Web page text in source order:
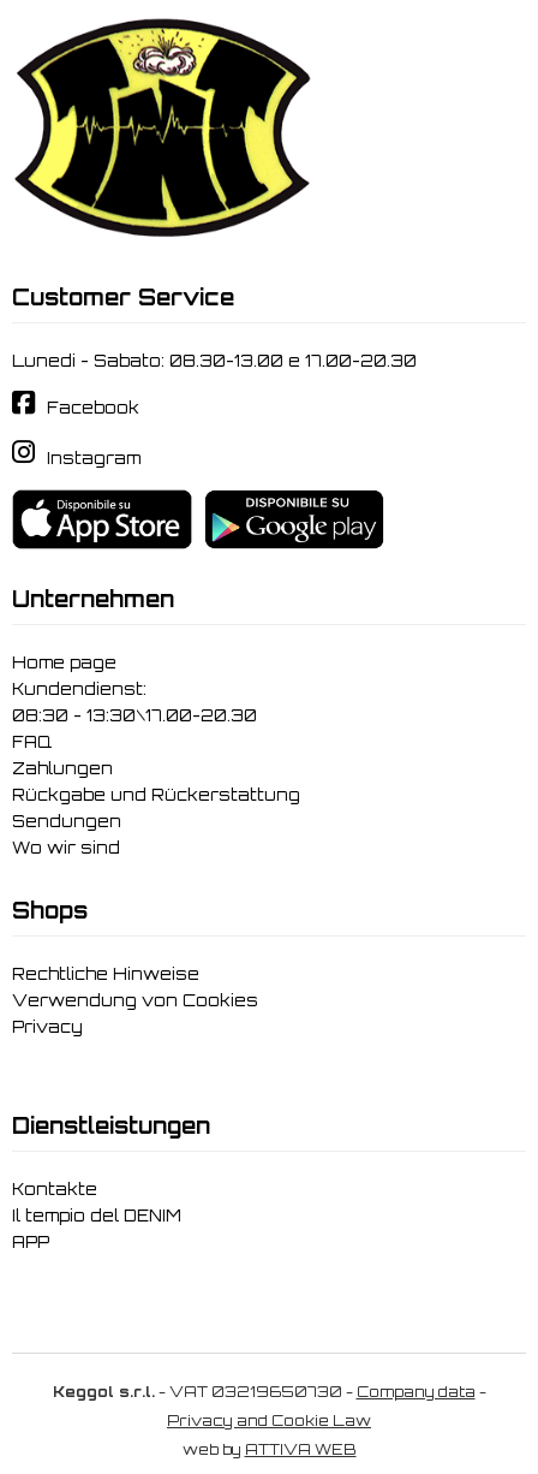
Customer Service
Lunedi - Sabato: 08.30-13.00 e 17.00-20.30
Facebook
Instagram
Unternehmen
Home page
Kundendienst:
08:30 - 13:30\17.00-20.30
FAQ
Zahlungen
Rückgabe und Rückerstattung
Sendungen
Wo wir sind
Shops
Rechtliche Hinweise
Verwendung von Cookies
Privacy
Dienstleistungen
Kontakte
Il tempio del DENIM
APP
Keggol s.r.l.- VAT 03219650730 - Company data -
Privacy and Cookie Law
web by ATTIVA WEB